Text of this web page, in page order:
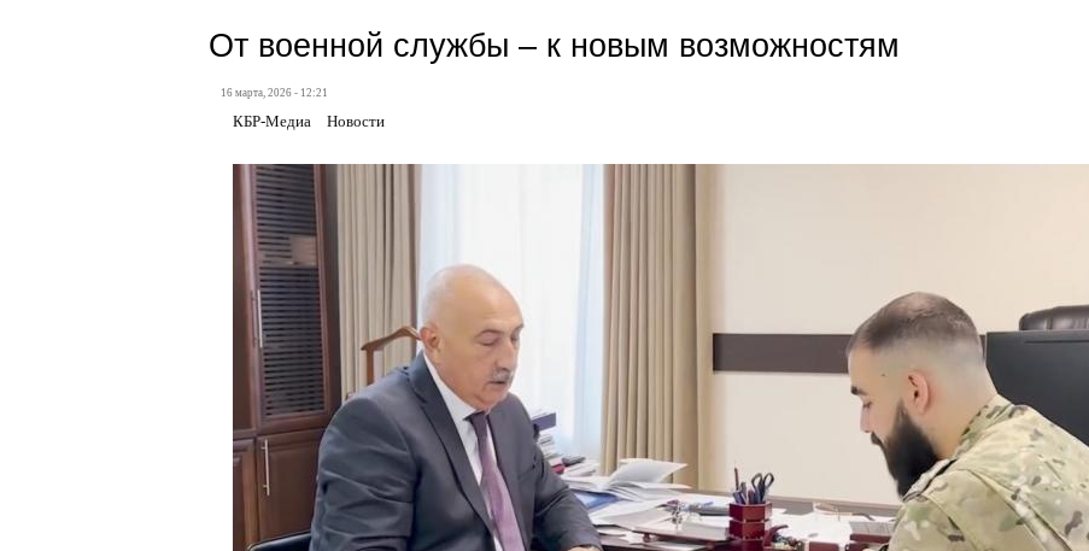
От военной службы – к новым возможностям
16 марта, 2026 - 12:21
КБР-Медиа Новости